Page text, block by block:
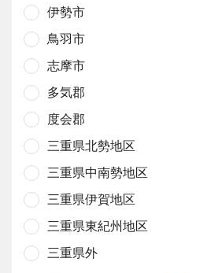
伊勢市
鳥羽市
志摩市
多気郡
度会郡
三重県北勢地区
三重県中南勢地区
三重県伊賀地区
三重県東紀州地区
三重県外